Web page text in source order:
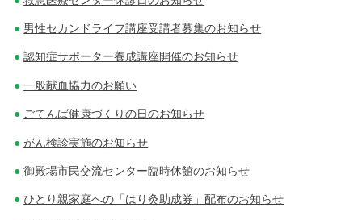
男性セカンドライフ講座受講者募集のお知らせ
認知症サポーター養成講座開催のお知らせ
一般献血協力のお願い
ごてんば健康づくりの日のお知らせ
がん検診実施のお知らせ
御殿場市民交流センター臨時休館のお知らせ
ひとり親家庭への「はり灸助成券」配布のお知らせ